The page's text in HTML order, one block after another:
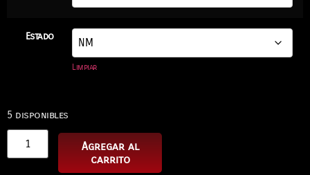
Estado
Limpiar
5 disponibles
Agregar al
carrito